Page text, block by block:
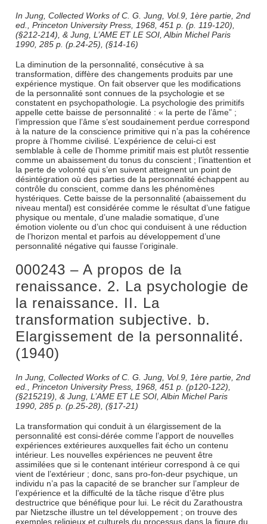
In Jung, Collected Works of C. G. Jung, Vol.9, 1ère partie, 2nd
ed., Princeton University Press, 1968, 451 p. (p. 119-120),
(§212-214), & Jung, L’AME ET LE SOI, Albin Michel Paris
1990, 285 p. (p.24-25), (§14-16)
La diminution de la personnalité, consécutive à sa
transformation, diffère des changements produits par une
expérience mystique. On fait observer que les modifications
de la personnalité sont connues de la psychologie et se
constatent en psychopathologie. La psychologie des primitifs
appelle cette baisse de personnalité : « la perte de l’âme” ;
l’impression que l’âme s’est soudainement perdue correspond
à la nature de la conscience primitive qui n’a pas la cohérence
propre à l’homme civilisé. L’expérience de celui-ci est
semblable à celle de l’homme primitif mais est plutôt ressentie
comme un abaissement du tonus du conscient ; l’inattention et
la perte de volonté qui s’en suivent atteignent un point de
désintégration où des parties de la personnalité échappent au
contrôle du conscient, comme dans les phénomènes
hystériques. Cette baisse de la personnalité (abaissement du
niveau mental) est considérée comme le résultat d’une fatigue
physique ou mentale, d’une maladie somatique, d’une
émotion violente ou d’un choc qui conduisent à une réduction
de l’horizon mental et parfois au développement d’une
personnalité négative qui fausse l’originale.
000243 – A propos de la
renaissance. 2. La psychologie de
la renaissance. II. La
transformation subjective. b.
Elargissement de la personnalité.
(1940)
In Jung, Collected Works of C. G. Jung, Vol.9, 1ère partie, 2nd
ed., Princeton University Press, 1968, 451 p. (p120-122),
(§215219), & Jung, L’AME ET LE SOI, Albin Michel Paris
1990, 285 p. (p.25-28), (§17-21)
La transformation qui conduit à un élargissement de la
personnalité est consi-dérée comme l’apport de nouvelles
expériences extérieures auxquelles fait écho un contenu
intérieur. Les nouvelles expériences ne peuvent être
assimilées que si le contenant intérieur correspond à ce qui
vient de l’extérieur ; donc, sans pro-fon-deur psychique, un
individu n’a pas la capacité de se brancher sur l’ampleur de
l’expérience et la difficulté de la tâche risque d’être plus
destructrice que bénéfique pour lui. Le récit du Zarathoustra
par Nietzsche illustre un tel développement ; on trouve des
exemples religieux et culturels du processus dans la figure du